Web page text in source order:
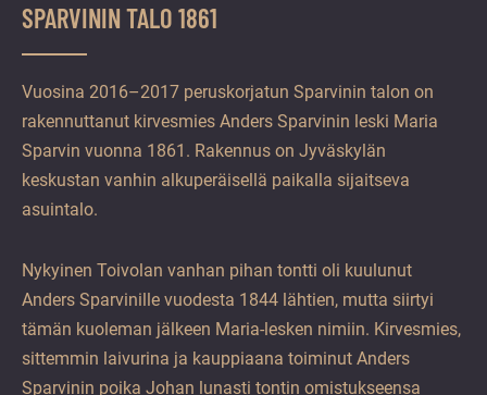
SPARVININ TALO 1861
Vuosina 2016–2017 peruskorjatun Sparvinin talon on
rakennuttanut kirvesmies Anders Sparvinin leski Maria
Sparvin vuonna 1861. Rakennus on Jyväskylän
keskustan vanhin alkuperäisellä paikalla sijaitseva
asuintalo.
Nykyinen Toivolan vanhan pihan tontti oli kuulunut
Anders Sparvinille vuodesta 1844 lähtien, mutta siirtyi
tämän kuoleman jälkeen Maria-lesken nimiin. Kirvesmies,
sittemmin laivurina ja kauppiaana toiminut Anders
Sparvinin poika Johan lunasti tontin omistukseensa